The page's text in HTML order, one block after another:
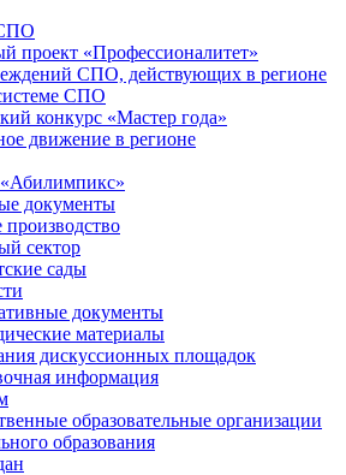
проект «Профессионалитет»
СПО, действующих в регионе
СПО
конкурс «Мастер года»
движение в регионе
документы
сектор
сады
документы
материалы
дискуссионных площадок
информация
образовательные организации
образования